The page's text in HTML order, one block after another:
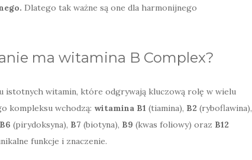
Dlatego tak ważne są one dla harmonijnego
ma witamina B Complex?
istotnych witamin, które odgrywają kluczową rolę w wielu
kompleksu wchodzą: witamina B1 (tiamina), B2 (ryboflawina),
B6 (pirydoksyna), B7 (biotyna), B9 (kwas foliowy) oraz B12
funkcje i znaczenie.